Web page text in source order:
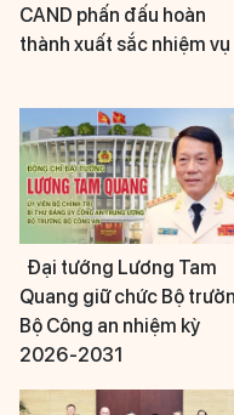
CAND phấn đấu hoàn
thành xuất sắc nhiệm vụ
Đại tướng Lương Tam
Quang giữ chức Bộ
Bộ Công an nhiệm kỳ
2026-2031